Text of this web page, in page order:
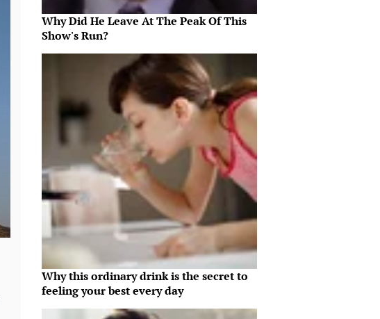
Why Did He Leave At The Peak Of This
Show's Run?
Why this ordinary drink is the secret to
feeling your best every day